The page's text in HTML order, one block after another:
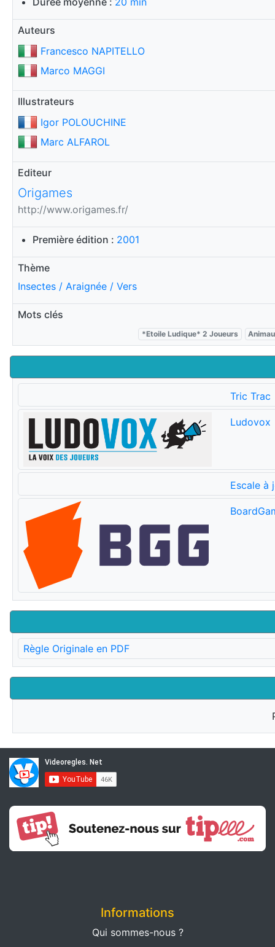
Auteurs
Francesco NAPITELLO
Marco MAGGI
Illustrateurs
Igor POLOUCHINE
Marc ALFAROL
Editeur
Origames
http://www.origames.fr/
Première édition : 2001
Thème
Insectes / Araignée / Vers
Mots clés
*Etoile Ludique* 2 Joueurs
Tric Trac
Ludovox
Escale à
Règle Originale en PDF
Informations
Qui sommes-nous ?